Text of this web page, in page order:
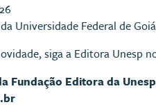
Universidade Federal de
siga a Editora Unesp
Fundação Editora da Unesp